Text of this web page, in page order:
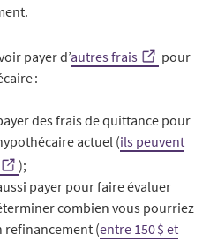
payer d’autres frais
pour
:
des frais de quittance pour
actuel (ils peuvent
);
payer pour faire évaluer
combien vous pourriez
refinancement (entre 150 $ et